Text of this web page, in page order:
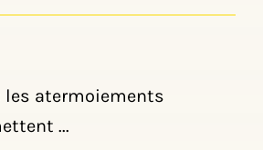
les atermoiements
...